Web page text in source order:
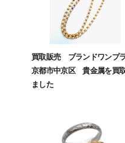
買取販売 ブランドワン
京都市中京区 貴金属を買
ました